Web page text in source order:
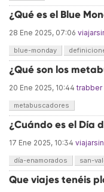
¿Qué es el Blue
28 Ene 2025, 07:06
blue-monday
¿Qué son los
20 Ene 2025, 10:44 trabber
metabuscadores
¿Cuándo es el Día
17 Ene 2025, 10:34
día-enamorados san-
Que viajes tenéis